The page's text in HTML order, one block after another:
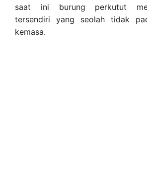
saat ini burung perkutut
tersendiri yang seolah tidak
kemasa.